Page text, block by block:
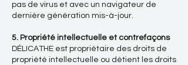
pas de virus et avec un navigateur de
dernière génération mis-à-jour.
5. Propriété intellectuelle et contrefaçons
DÉLICATHE est propriétaire des droits de
propriété intellectuelle ou détient les droits